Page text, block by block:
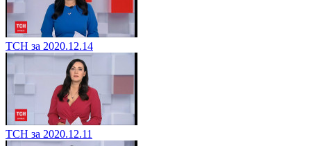
ТСН за 2020.12.14
ТСН за 2020.12.11